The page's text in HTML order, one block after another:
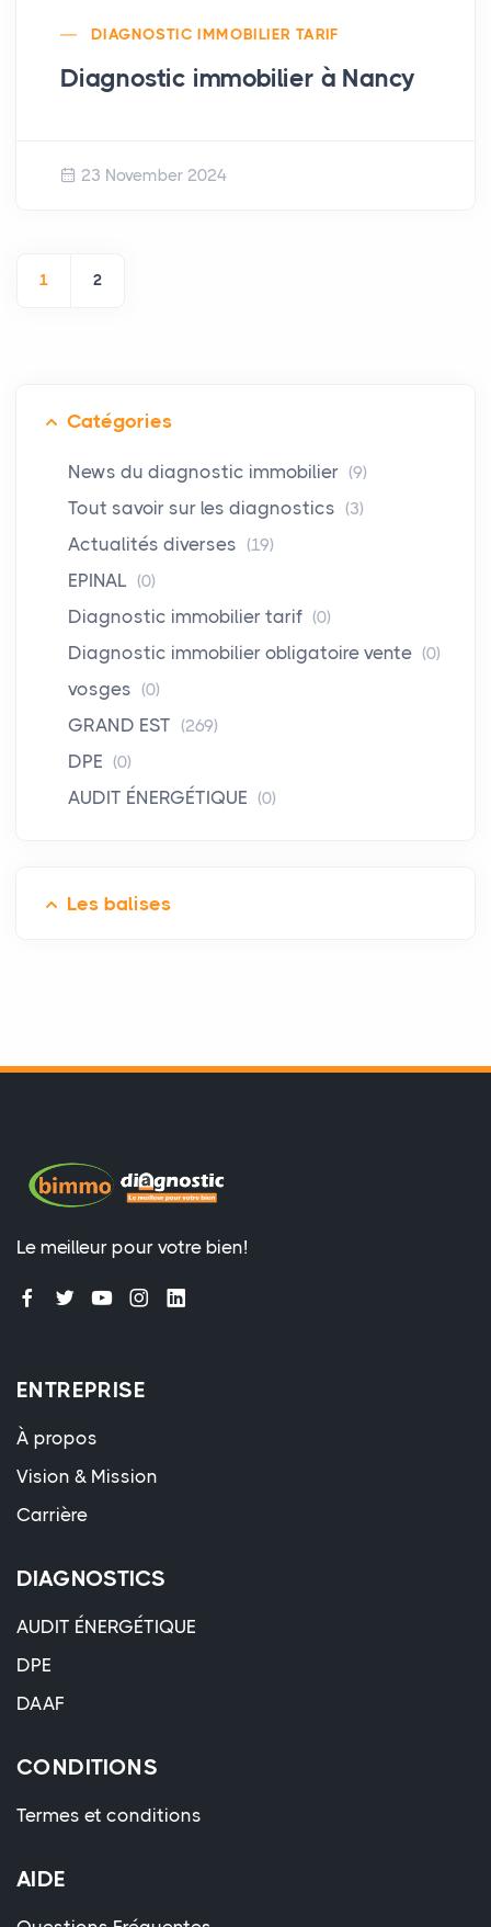
DIAGNOSTIC IMMOBILIER TARIF
Diagnostic immobilier à Nancy
23 November 2024
1 2
Catégories
News du diagnostic immobilier (9)
Tout savoir sur les diagnostics (3)
Actualités diverses (19)
EPINAL (0)
Diagnostic immobilier tarif (0)
Diagnostic immobilier obligatoire vente (0)
vosges (0)
GRAND EST (269)
DPE (0)
AUDIT ÉNERGÉTIQUE (0)
Les balises
Le meilleur pour votre bien!
ENTREPRISE
À propos
Vision & Mission
Carrière
DIAGNOSTICS
AUDIT ÉNERGÉTIQUE
DPE
DAAF
CONDITIONS
Termes et conditions
AIDE